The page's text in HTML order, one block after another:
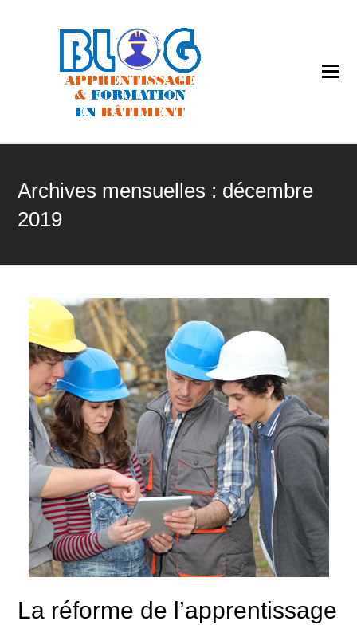
Archives mensuelles : décembre
2019
La réforme de l’apprentissage